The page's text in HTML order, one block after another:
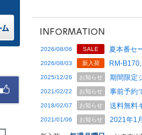
2026/08/06 SALE 夏本番セ
2026/08/03 新入荷 RM-
2025/12/26 お知らせ 期間限定
2021/02/22 お知らせ 事前予約
2018/02/07 お知らせ 送料無料
2021/01/06 お知らせ 2021年1